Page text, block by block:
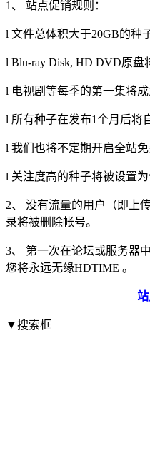
1、 站点促销规则：
l 文件总体积大于20GB的种
l Blu-ray Disk, HD DVD原盘
l 电视剧等每季的第一集将成
l 所有种子在发布1个月后将
l 我们也将不定期开启全站免
l 关注度高的种子将被设置
2、 没有流量的用户（即上
录将被删除帐号。
3、 第一次在论坛或服务器
您将永远无缘HDTIME 。
▼搜索框